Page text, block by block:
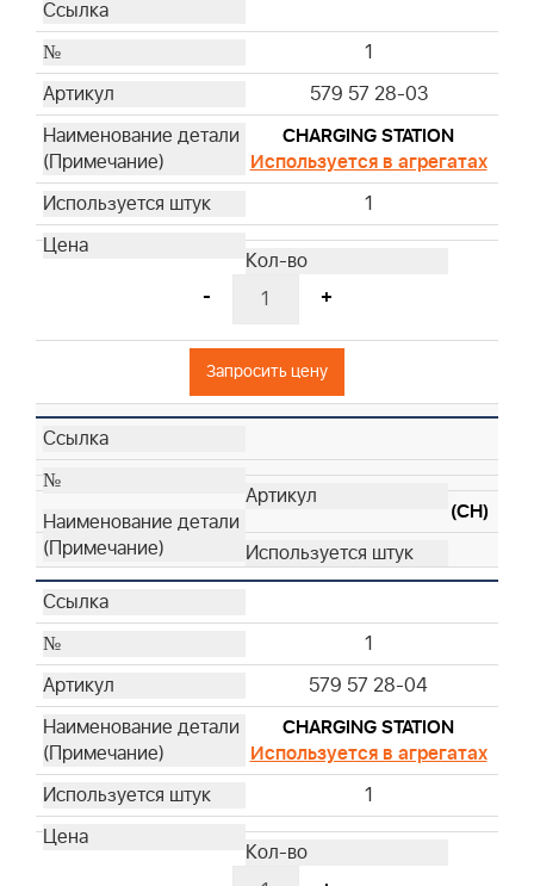
1
579 57 28-03
CHARGING STATION
Используется в агрегатах
1
- +
Запросить цену
(CH)
1
579 57 28-04
CHARGING STATION
Используется в агрегатах
1